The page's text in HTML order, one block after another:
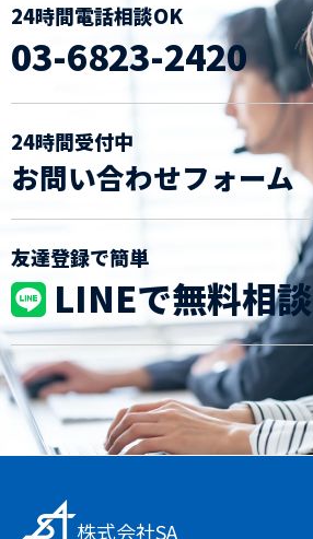
24時間電話相談OK
03-6823-2420
24時間受付中
お問い合わせフォーム
友達登録で簡単
LINEで無料相談
株式会社SA